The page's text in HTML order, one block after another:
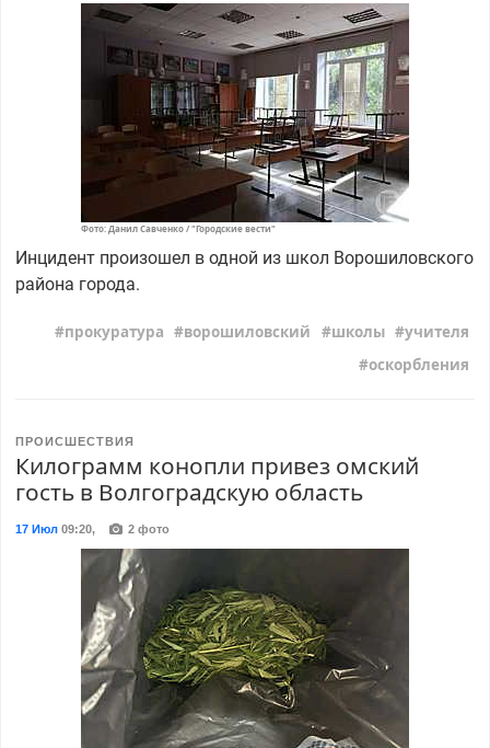
Фото: Данил Савченко / "Городские вести"
Инцидент произошел в одной из школ Ворошиловского
района города.
прокуратура ворошиловский школы
учителя
оскорбления
ПРОИСШЕСТВИЯ
Килограмм конопли привез омский
гость в Волгоградскую область
17 Июл09:20, 2 фото